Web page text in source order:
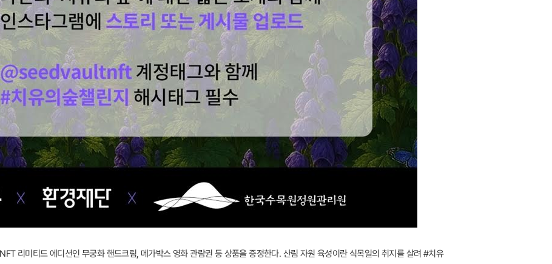
리미티드 에디션인 무궁화 핸드크림, 메가박스 영화 관람권 등 상품을 증정한다. 산림 자원 육성이란 식목일의 취지를 살려 #치유